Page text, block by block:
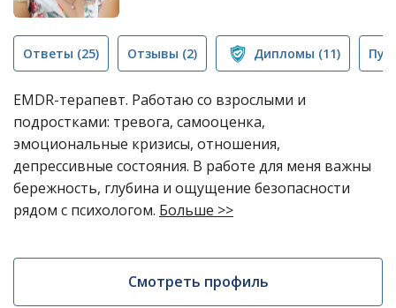
Ответы (25) Отзывы (2) Дипломы (11)
EMDR-терапевт. Работаю со взрослыми и
подростками: тревога, самооценка,
эмоциональные кризисы, отношения,
депрессивные состояния. В работе для меня важны
бережность, глубина и ощущение безопасности
рядом с психологом. Больше >>
Смотреть профиль